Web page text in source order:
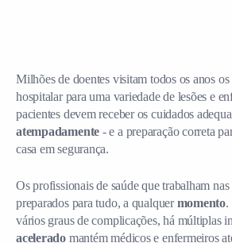
Milhões de doentes visitam todos os anos
hospitalar para uma variedade de lesões e
pacientes devem receber os cuidados
atempadamente - e a preparação correta
casa em segurança.
Os profissionais de saúde que trabalham
preparados para tudo, a qualquermomento.
vários graus de complicações, há múltiplas
aceleradomantém médicos e enfermeiros